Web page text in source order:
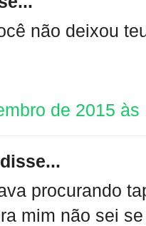
não deixou
de 2015 às
disse...
procurando
mim não sei